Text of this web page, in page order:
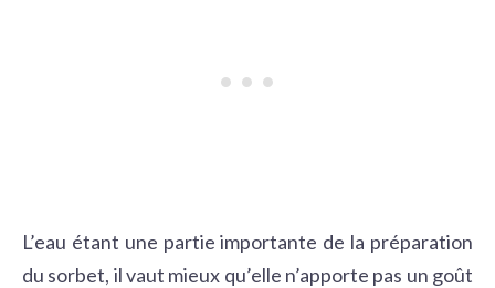
L’eau étant une partie importante de la préparation
du sorbet, il vaut mieux qu’elle n’apporte pas un goût